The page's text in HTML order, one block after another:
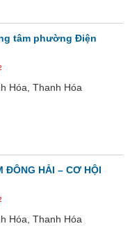
tâm phường Điện
Hóa, Thanh Hóa
ĐÔNG HẢI – CƠ HỘI
Hóa, Thanh Hóa